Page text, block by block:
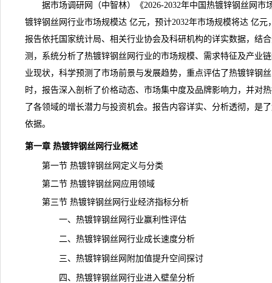
据市场调研网（中智林）《2026-2032年中国热镀锌钢丝网市
镀锌钢丝网行业市场规模达 亿元，预计2032年市场规模将达 亿
报告依托国家统计局、相关行业协会及科研机构的详实数据，结
测，系统分析了热镀锌钢丝网行业的市场规模、需求特征及产业
业现状，科学预测了市场前景与发展趋势，重点评估了热镀锌钢
时，报告深入剖析了价格动态、市场集中度及品牌影响力，并对
了各领域的增长潜力与投资机会。报告内容详实、分析透彻，是
依据。
第一章 热镀锌钢丝网行业概述
第一节 热镀锌钢丝网定义与分类
第二节 热镀锌钢丝网应用领域
第三节 热镀锌钢丝网行业经济指标分析
一、热镀锌钢丝网行业赢利性评估
二、热镀锌钢丝网行业成长速度分析
三、热镀锌钢丝网附加值提升空间探讨
四、热镀锌钢丝网行业进入壁垒分析